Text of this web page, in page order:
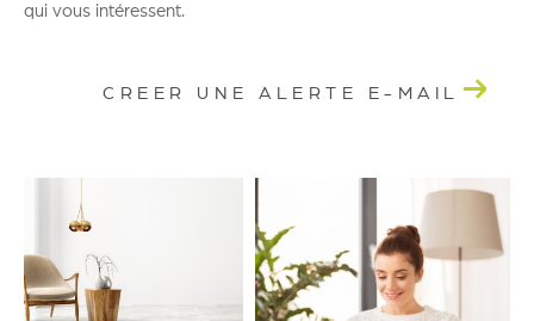
qui vous intéressent.
CREER UNE ALERTE E-MAIL